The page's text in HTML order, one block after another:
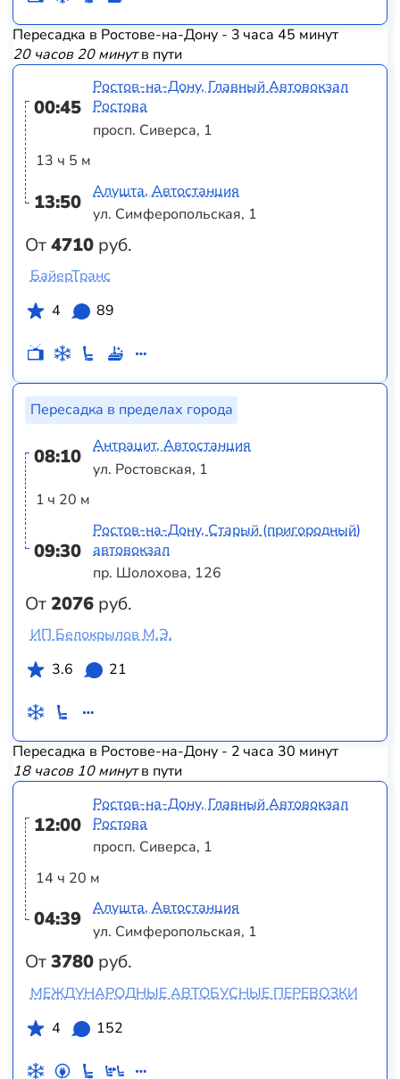
Пересадка в Ростове-на-Дону - 3 часа 45 минут
20 часов 20 минутв пути
00:45
13 ч 5 м
13:50
От4710 руб.
Ростов-на-Дону, Главный Автовокзал
Ростова
просп. Сиверса, 1
Алушта, Автостанция
ул. Симферопольская, 1
БайерТранс
4
89
Пересадка в пределах города
08:10
1 ч 20 м
09:30
От2076 руб.
Антрацит, Автостанция
ул. Ростовская, 1
Ростов-на-Дону, Старый (пригородный)
автовокзал
пр. Шолохова, 126
ИП Белокрылов М.Э.
3.6
21
Пересадка в Ростове-на-Дону - 2 часа 30 минут
18 часов 10 минутв пути
12:00
14 ч 20 м
04:39
От3780 руб.
Ростов-на-Дону, Главный Автовокзал
Ростова
просп. Сиверса, 1
Алушта, Автостанция
ул. Симферопольская, 1
МЕЖДУНАРОДНЫЕ АВТОБУСНЫЕ ПЕРЕВОЗКИ
4
152